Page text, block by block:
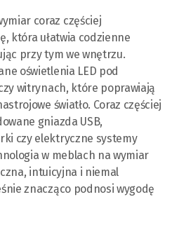
coraz częściej
która ułatwia codzienne
przy tym we wnętrzu.
oświetlenia LED pod
witrynach, które poprawiają
światło. Coraz częściej
gniazda USB,
czy elektryczne systemy
w meblach na wymiar
intuicyjna i niemal
znacząco podnosi wygodę